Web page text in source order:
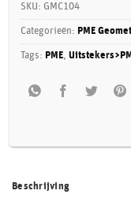
SKU: GMC104
Categorieën: PME
Tags: PME,
Beschrijving